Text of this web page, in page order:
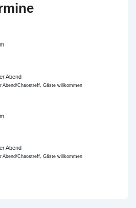
Abend
Abend/Chaostreff, Gäste willkommen
Abend
Abend/Chaostreff, Gäste willkommen